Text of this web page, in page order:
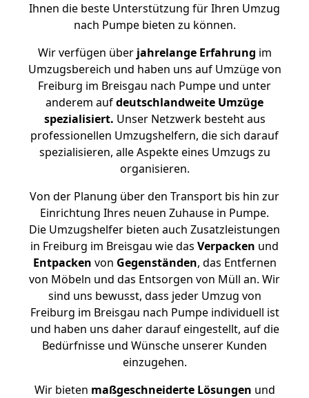
Ihnen die beste Unterstützung für Ihren Umzug
nach Pumpe bieten zu können.
Wir verfügen überjahrelange Erfahrung im
Umzugsbereich und haben uns auf Umzüge von
Freiburg im Breisgau nach Pumpe und unter
anderem aufdeutschlandweite Umzüge
spezialisiert. Unser Netzwerk besteht aus
professionellen Umzugshelfern, die sich darauf
spezialisieren, alle Aspekte eines Umzugs zu
organisieren.
Von der Planung über den Transport bis hin zur
Einrichtung Ihres neuen Zuhause in Pumpe.
Die Umzugshelfer bieten auch Zusatzleistungen
in Freiburg im Breisgau wie das Verpacken und
Entpacken von Gegenständen, das Entfernen
von Möbeln und das Entsorgen von Müll an. Wir
sind uns bewusst, dass jeder Umzug von
Freiburg im Breisgau nach Pumpe individuell ist
und haben uns daher darauf eingestellt, auf die
Bedürfnisse und Wünsche unserer Kunden
einzugehen.
Wir bieten maßgeschneiderte Lösungen und